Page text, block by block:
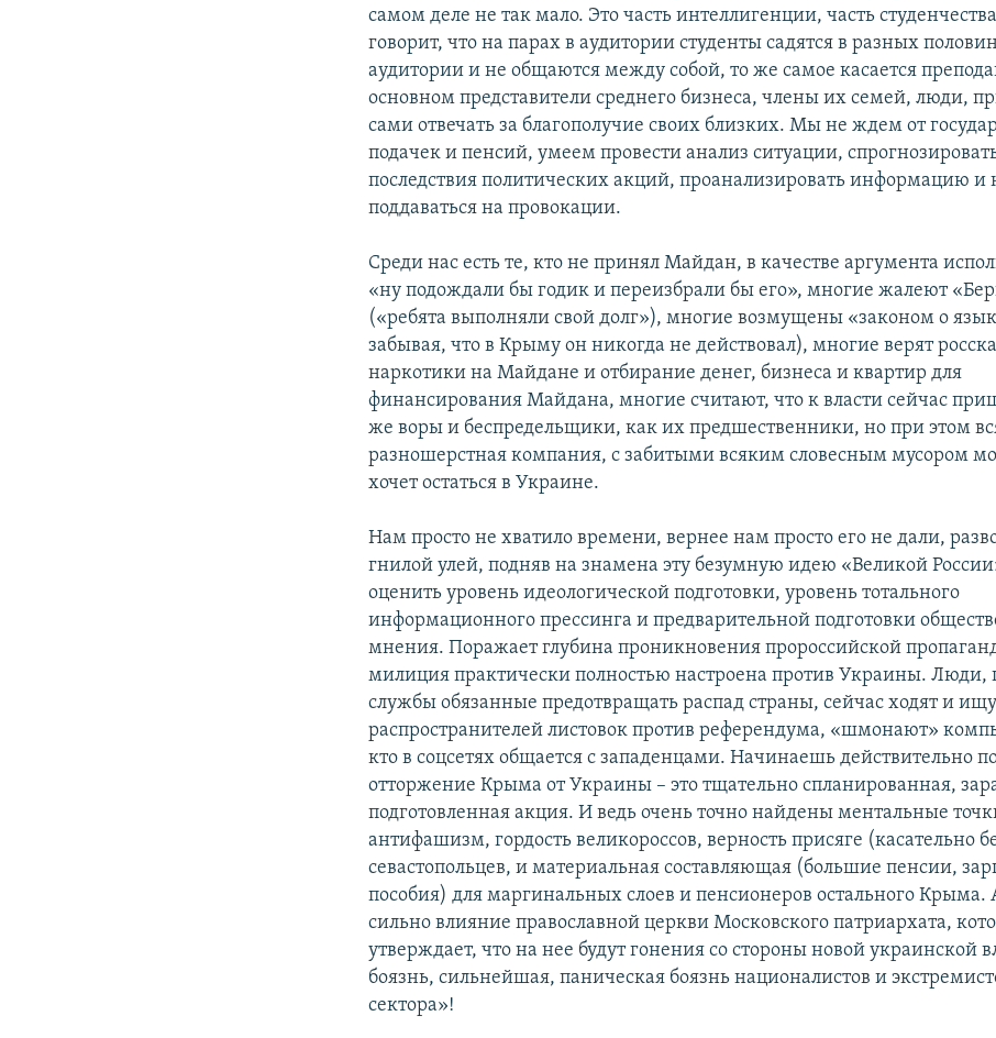
самом деле не так мало. Это часть интеллигенции, часть
говорит, что на парах в аудитории студенты садятся в разных
аудитории и не общаются между собой, то же самое касается
основном представители среднего бизнеса, члены их семей, люди,
сами отвечать за благополучие своих близких. Мы не ждем от
подачек и пенсий, умеем провести анализ ситуации,
последствия политических акций, проанализировать информацию и
поддаваться на провокации.
Среди нас есть те, кто не принял Майдан, в качестве аргумента
«ну подождали бы годик и переизбрали бы его», многие жалеют
(«ребята выполняли свой долг»), многие возмущены «законом о
забывая, что в Крыму он никогда не действовал), многие верят
наркотики на Майдане и отбирание денег, бизнеса и квартир для
финансирования Майдана, многие считают, что к власти сейчас
же воры и беспредельщики, как их предшественники, но при этом
разношерстная компания, с забитыми всяким словесным мусором
хочет остаться в Украине.
Нам просто не хватило времени, вернее нам просто его не дали,
гнилой улей, подняв на знамена эту безумную идею «Великой
оценить уровень идеологической подготовки, уровень тотального
информационного прессинга и предварительной подготовки
мнения. Поражает глубина проникновения пророссийской
милиция практически полностью настроена против Украины. Люди,
службы обязанные предотвращать распад страны, сейчас ходят и
распространителей листовок против референдума, «шмонают»
кто в соцсетях общается с западенцами. Начинаешь действительно
отторжение Крыма от Украины – это тщательно спланированная,
подготовленная акция. И ведь очень точно найдены ментальные
антифашизм, гордость великороссов, верность присяге (касательно
севастопольцев, и материальная составляющая (большие пенсии,
пособия) для маргинальных слоев и пенсионеров остального Крыма.
сильно влияние православной церкви Московского патриархата,
утверждает, что на нее будут гонения со стороны новой украинской
боязнь, сильнейшая, паническая боязнь националистов и
сектора»!